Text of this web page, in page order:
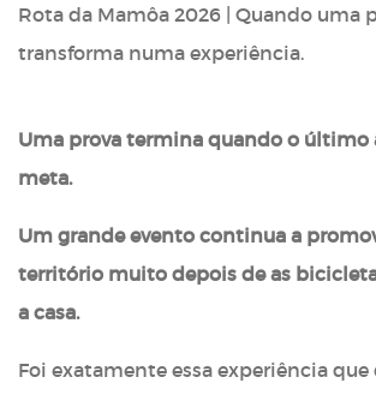
Rota da Mamôa 2026 | Quando uma
transforma numa experiência.
Uma prova termina quando o último
meta.
Um grande evento continua a
território muito depois de as
a casa.
Foi exatamente essa experiência